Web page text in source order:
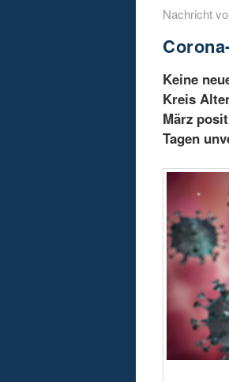
Nachricht
Keine
Kreis
März
Tagen